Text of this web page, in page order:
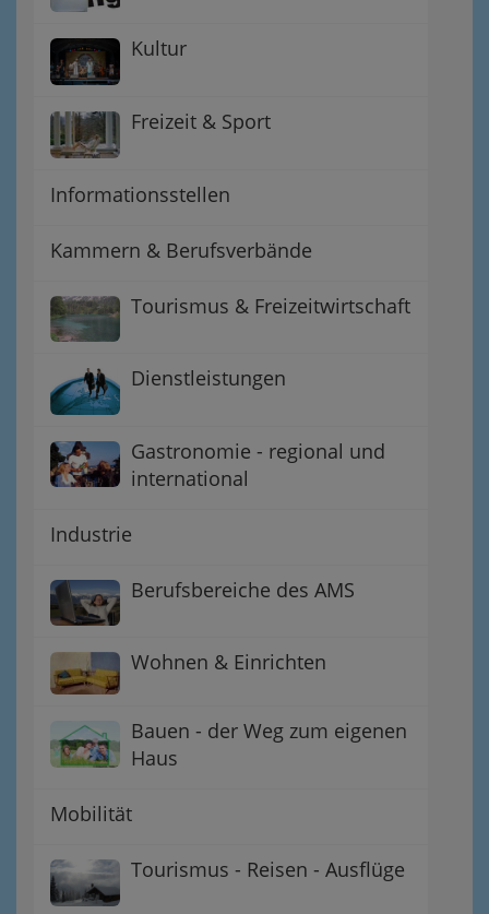
Kultur
Freizeit & Sport
Informationsstellen
Kammern & Berufsverbände
Tourismus & Freizeitwirtschaft
Dienstleistungen
Gastronomie - regional und
international
Industrie
Berufsbereiche des AMS
Wohnen & Einrichten
Bauen - der Weg zum eigenen
Haus
Mobilität
Tourismus - Reisen - Ausflüge